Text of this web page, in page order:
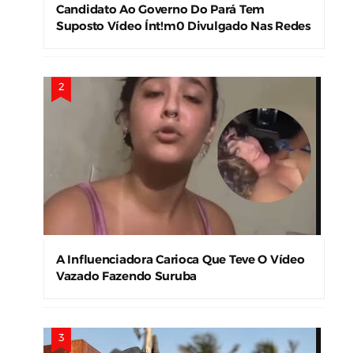
Candidato Ao Governo Do Pará Tem
Suposto Vídeo Ínt!m0 Divulgado Nas Redes
A Influenciadora Carioca Que Teve O Vídeo
Vazado Fazendo Suruba